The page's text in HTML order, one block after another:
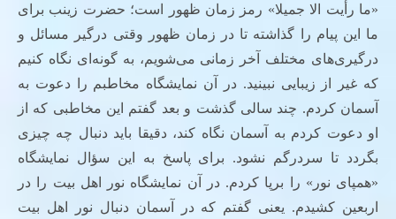
«ما رأیت الا جمیلا» رمز زمان ظهور است؛ حضرت زینب برای
ما این پیام را گذاشته تا در زمان ظهور وقتی درگیر مسائل و
درگیری‌های مختلف آخر زمانی می‌شویم، به گونه‌ای نگاه کنیم
که غیر از زیبایی نبینید. در آن نمایشگاه مخاطبم را دعوت به
آسمان کردم. چند سالی گذشت و بعد گفتم این مخاطبی که از
او دعوت کردم به آسمان نگاه کند، دقیقا باید دنبال چه چیزی
بگردد تا سردرگم نشود. برای پاسخ به این سؤال نمایشگاه
«همپای نور» را برپا کردم. در آن نمایشگاه نور اهل بیت را در
اربعین کشیدم. یعنی گفتم که در آسمان دنبال نور اهل بیت